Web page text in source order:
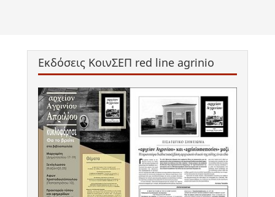
Εκδόσεις ΚοινΣΕΠ red line agrinio